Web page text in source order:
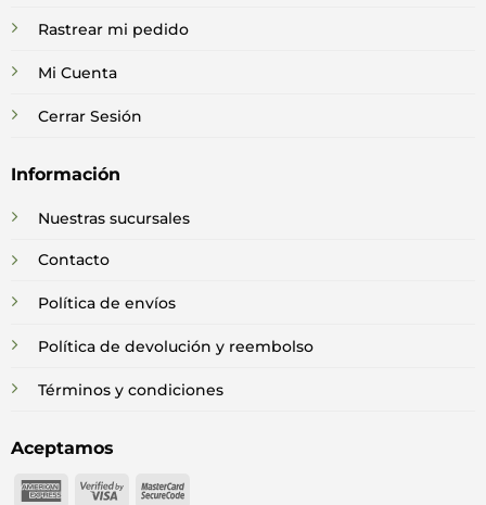
Rastrear mi pedido
Mi Cuenta
Cerrar Sesión
Información
Nuestras sucursales
Contacto
Política de envíos
Política de devolución y reembolso
Términos y condiciones
Aceptamos
American
Visa MasterCard